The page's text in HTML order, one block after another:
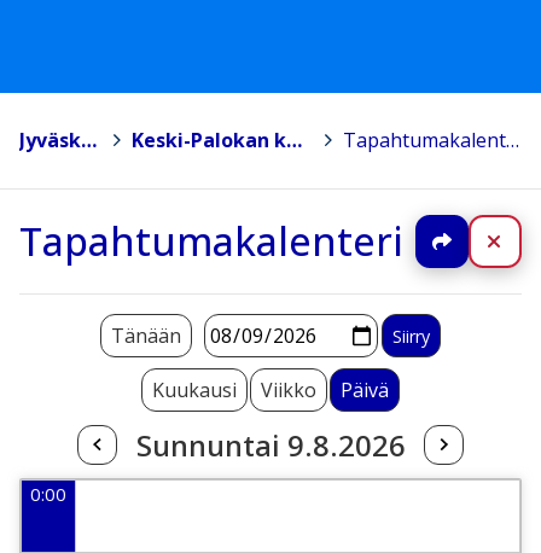
Jyväskylä > Keski-Palokan koulu > Tapahtumakalenteri
Tapahtumakalenteri Jaa
Kuukausi Viikko Päivä
Sunnuntai 9.8.2026
Tänään
0:00